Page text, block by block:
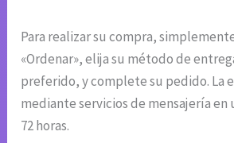
Para realizar su compra,
«Ordenar», elija su método de
preferido, y complete su pedido. La
mediante servicios de mensajería en
72 horas.